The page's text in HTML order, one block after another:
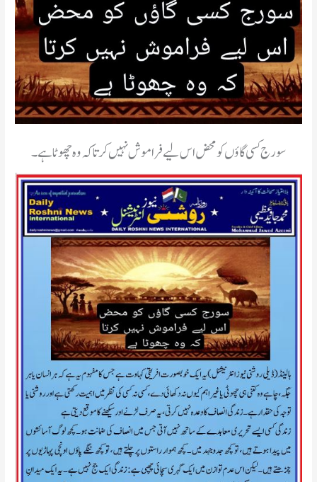
سورج کسی گاؤں کو محض اس لیے فراموش نہیں کرتا کہ وہ چھوٹا ہے۔